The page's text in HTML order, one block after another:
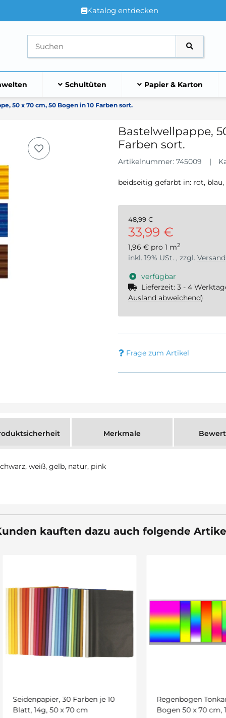
Katalog entdecken
Schultüten Papier & Karton
50 x 70 cm, 50 Bogen in 10 Farben sort.
Bastelwellpappe,
Farben sort.
Artikelnummer: 745009
beidseitig gefärbt in: rot,
48,99 €
33,99 €
1,96 € pro 1 m2
inkl. 19% USt. , zzgl. Versand
verfügbar
Lieferzeit: 3 - 4
Ausland abweichend)
Frage zum Artikel
Merkmale
weiß, gelb, natur, pink
kauften dazu auch folgende
30 Farben je 10
14g, 50 x 70 cm
Regenbogen Tonkarton, 10
Bogen 50 x 70 cm, 170 g/